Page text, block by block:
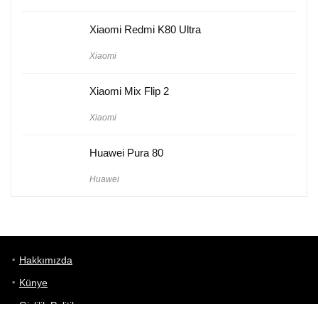
Xiaomi Redmi K80 Ultra
Xiaomi
Xiaomi Mix Flip 2
Xiaomi
Huawei Pura 80
Huawei
Hakkımızda
Künye
Gizlilik Politikası